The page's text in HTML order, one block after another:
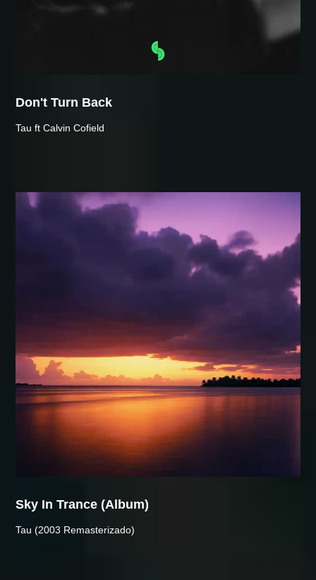
Don't Turn Back
Tau ft Calvin Cofield
Sky In Trance (album)
Tau (2003 Remasterizado)